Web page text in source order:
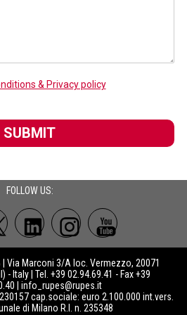
& Privacy policy
SUBMIT
FOLLOW US:
| Via Marconi 3/A loc. Vermezzo, 20071
Italy | Tel. +39 02.94.69.41 - Fax +39
| info_rupes@rupes.it
cap.sociale: euro 2.100.000 int.vers.
di Milano R.I. n. 235348